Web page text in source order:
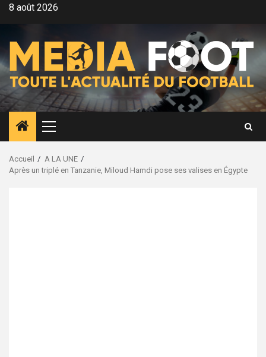
Aller8 août 2026
Menu
principal
Accueil
A LA UNE
Après un triplé en Tanzanie, Miloud Hamdi pose ses valises en Égypte